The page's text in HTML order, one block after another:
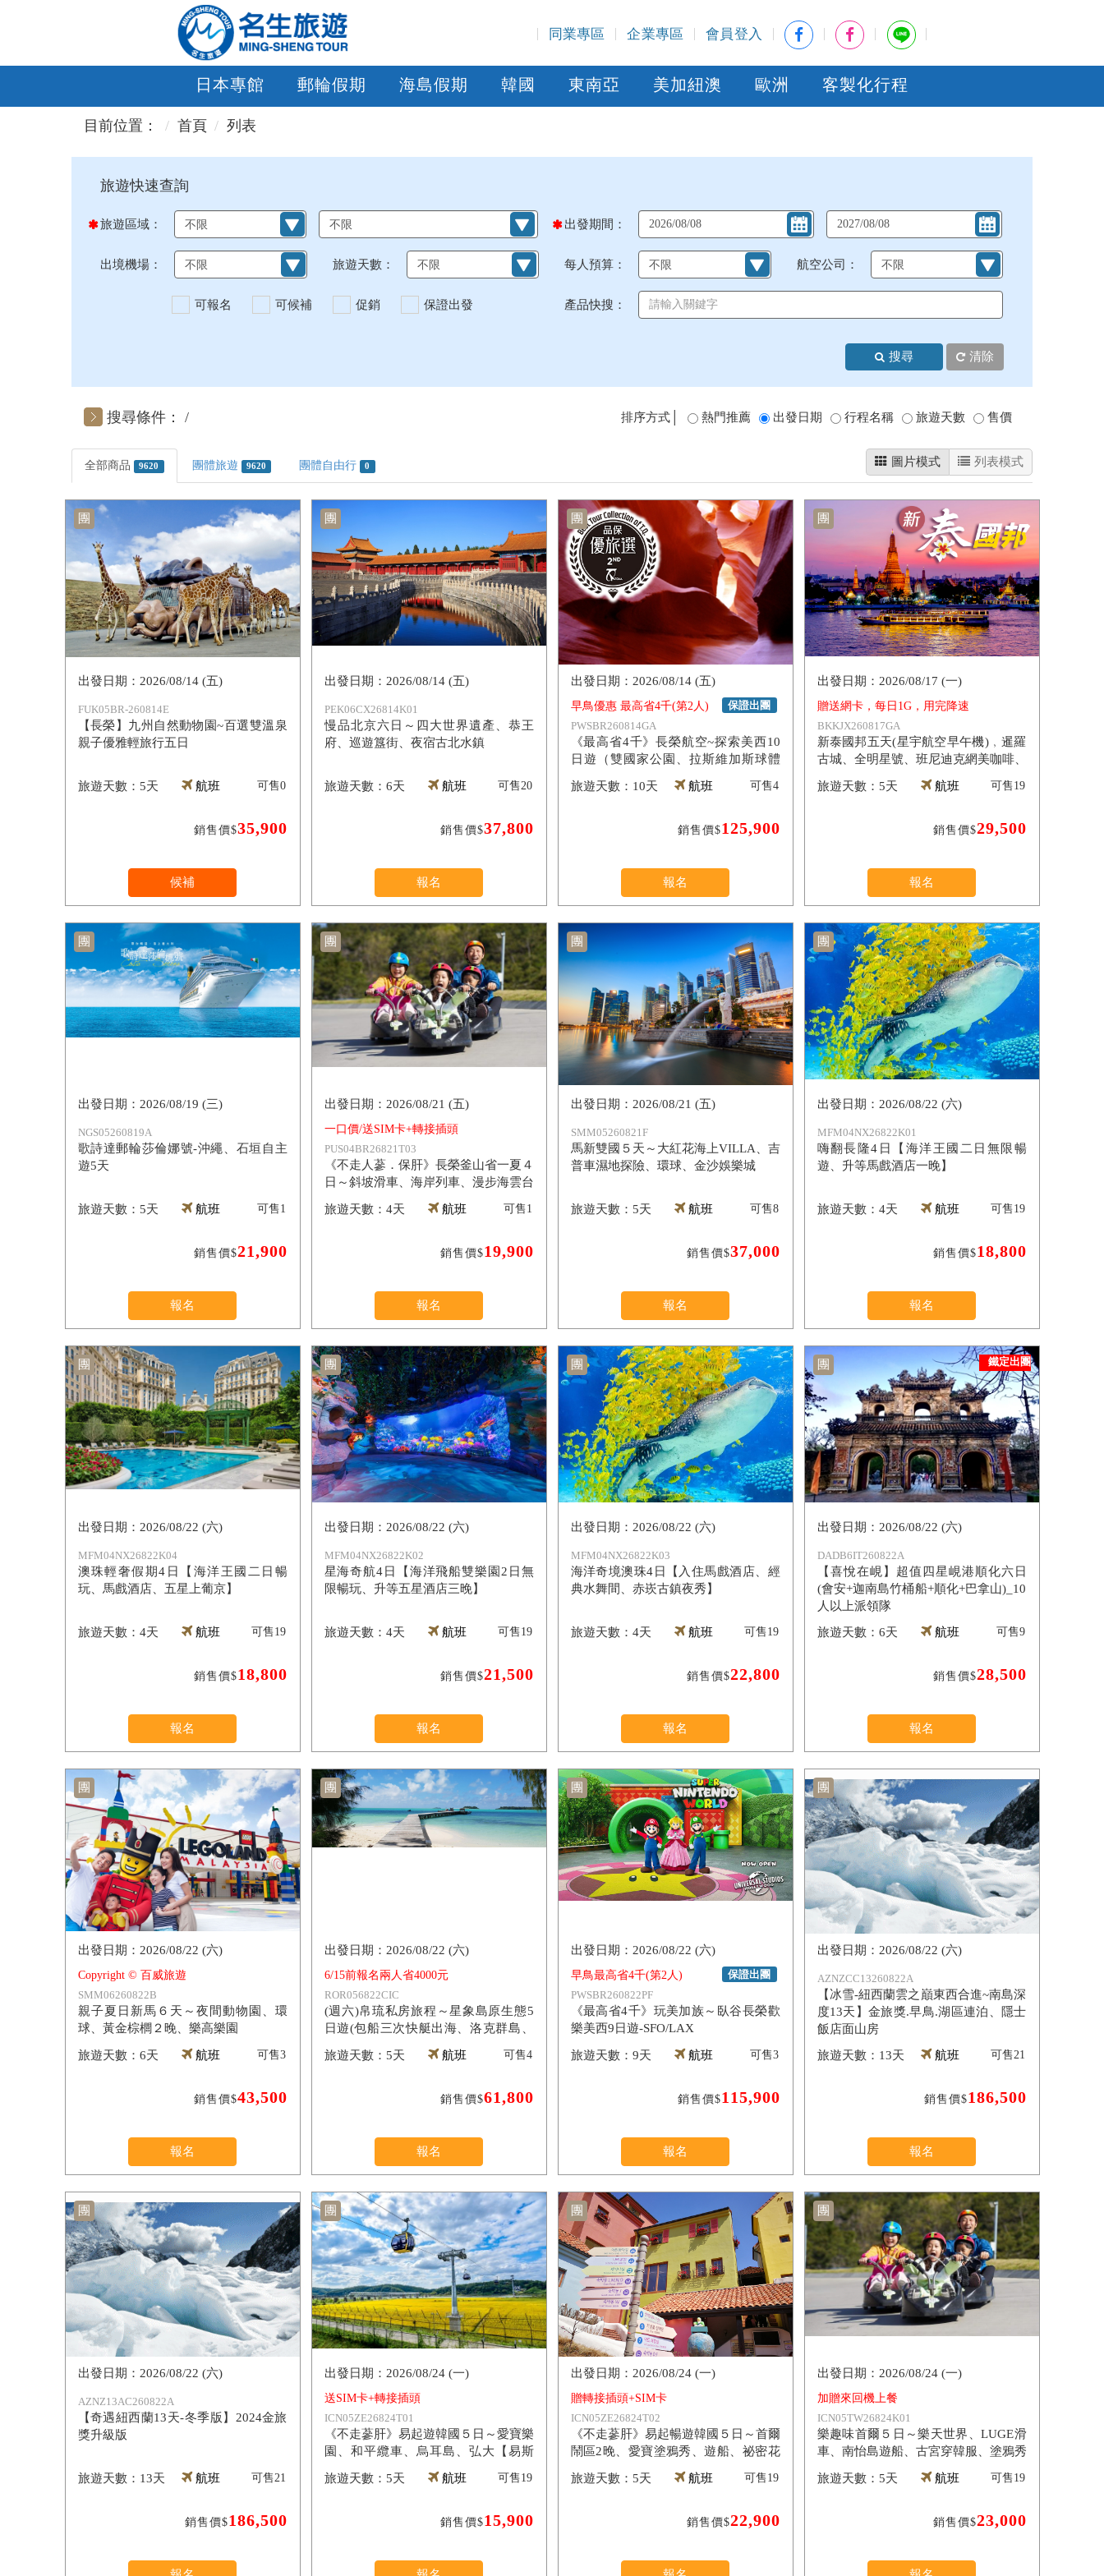
同業專區 企業專區 會員登入
日本專館 郵輪假期 海島假期 韓國 東南亞 美加紐澳 歐洲 客製化行程
目前位置： 首頁 列表
旅遊區域： 出發期間：
出境機場： 旅遊天數： 每人預算： 航空公司：
可報名 可候補 促銷 保證出發 產品快搜：
搜尋 清除
搜尋條件： 排序方式│ 熱門推薦 出發日期 行程名稱 旅遊天數 售價
全部商品 9620 團體旅遊 9620 團體自由行 0 圖片模式 列表模式
團
FUK05BR-260814E
【長榮】九州自然動物園~百選雙溫泉
親子優雅輕旅行五日
5天
2026/08/14 (五)
航班
銷售價$35,900
可售0
候補
團
PEK06CX26814K01
慢品北京六日～四大世界遺產、恭王
府、巡遊簋街、夜宿古北水鎮
6天
2026/08/14 (五)
航班
銷售價$37,800
可售20
報名
團
早鳥優惠 最高省4千(第2人)
PWSBR260814GA
《最高省4千》長榮航空~探索美西10
日遊（雙國家公園、拉斯維加斯球體
（入內參觀）、羚羊峽谷雙奇觀、環球
影城）
保證出團
10天
2026/08/14 (五)
航班
銷售價$125,900
可售4
報名
團
贈送網卡，每日1G，用完降速
BKKJX260817GA
新泰國邦五天(星宇航空早午機)﹐暹羅
古城、全明星號、班尼迪克網美咖啡、
指壓按摩翡翠灣海灘俱樂部、爽泰渡
假、莊園喬德夜市
5天
2026/08/17 (一)
航班
銷售價$29,500
可售19
報名
團
NGS05260819A
歌詩達郵輪莎倫娜號-沖繩、石垣自主
遊5天
5天
2026/08/19 (三)
航班
銷售價$21,900
可售1
報名
團
一口價/送SIM卡+轉接插頭
PUS04BR26821T03
《不走人蔘．保肝》長榮釜山省一夏４
日～斜坡滑車、海岸列車、漫步海雲台
4天
2026/08/21 (五)
航班
銷售價$19,900
可售1
報名
團
SMM05260821F
馬新雙國５天～大紅花海上VILLA、吉
普車濕地探險、環球、金沙娛樂城
5天
2026/08/21 (五)
航班
銷售價$37,000
可售8
報名
團
MFM04NX26822K01
嗨翻長隆4日【海洋王國二日無限暢
遊、升等馬戲酒店一晚】
4天
2026/08/22 (六)
航班
銷售價$18,800
可售19
報名
團
MFM04NX26822K04
澳珠輕奢假期4日【海洋王國二日暢
玩、馬戲酒店、五星上葡京】
4天
2026/08/22 (六)
航班
銷售價$18,800
可售19
報名
團
MFM04NX26822K02
星海奇航4日【海洋飛船雙樂園2日無
限暢玩、升等五星酒店三晚】
4天
2026/08/22 (六)
航班
銷售價$21,500
可售19
報名
團
MFM04NX26822K03
海洋奇境澳珠4日【入住馬戲酒店、經
典水舞間、赤崁古鎮夜秀】
4天
2026/08/22 (六)
航班
銷售價$22,800
可售19
報名
團
DADB6IT260822A
【喜悅在峴】超值四星峴港順化六日
(會安+迦南島竹桶船+順化+巴拿山)_10
人以上派領隊
6天
2026/08/22 (六)
航班
銷售價$28,500
可售9
報名
鐵定出團
團
Copyright © 百威旅遊
SMM06260822B
親子夏日新馬６天～夜間動物園、環
球、黃金棕櫚２晚、樂高樂園
6天
2026/08/22 (六)
航班
銷售價$43,500
可售3
報名
團
6/15前報名兩人省4000元
ROR056822CIC
(週六)帛琉私房旅程～星象島原生態5
日遊(包船三次快艇出海、洛克群島、
無毒水母湖、牛奶湖、大斷層、老爺度
假村）
5天
2026/08/22 (六)
航班
銷售價$61,800
可售4
報名
團
早鳥最高省4千(第2人)
PWSBR260822PF
《最高省4千》玩美加族～臥谷長榮歡
樂美西9日遊-SFO/LAX
保證出團
9天
2026/08/22 (六)
航班
銷售價$115,900
可售3
報名
團
AZNZCC13260822A
【冰雪-紐西蘭雲之巔東西合進~南島深
度13天】金旅獎.早鳥.湖區連泊、隱士
飯店面山房
13天
2026/08/22 (六)
航班
銷售價$186,500
可售21
報名
團
AZNZ13AC260822A
【奇遇紐西蘭13天-冬季版】2024金旅
獎升級版
13天
2026/08/22 (六)
航班
銷售價$186,500
可售21
團
送SIM卡+轉接插頭
ICN05ZE26824T01
《不走蔘肝》易起遊韓國５日～愛寶樂
園、和平纜車、烏耳島、弘大【易斯
5天
2026/08/24 (一)
航班
銷售價$15,900
可售19
團
贈轉接插頭+SIM卡
ICN05ZE26824T02
《不走蔘肝》易起暢遊韓國５日～首爾
鬧區2晚、愛寶塗鴉秀、遊船、祕密花
5天
2026/08/24 (一)
航班
銷售價$22,900
可售19
團
加贈來回機上餐
ICN05TW26824K01
樂趣味首爾５日～樂天世界、LUGE滑
車、南怡島遊船、古宮穿韓服、塗鴉秀
5天
2026/08/24 (一)
航班
銷售價$23,000
可售19